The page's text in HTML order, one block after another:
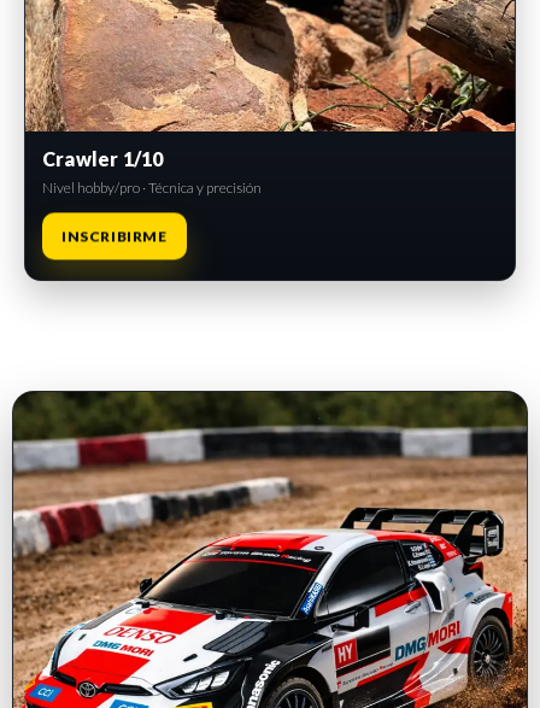
Crawler 1/10
Nivel hobby/pro · Técnica y precisión
INSCRIBIRME